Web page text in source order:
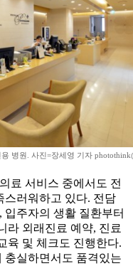
병원. 사진=장세영 기자
료 서비스 중에서도 전
스러워하고 있다. 전담
주자의 생활 질환부터
라 외래진료 예약, 진료
육 및 체크도 진행한다.
충실하면서도 품격있는